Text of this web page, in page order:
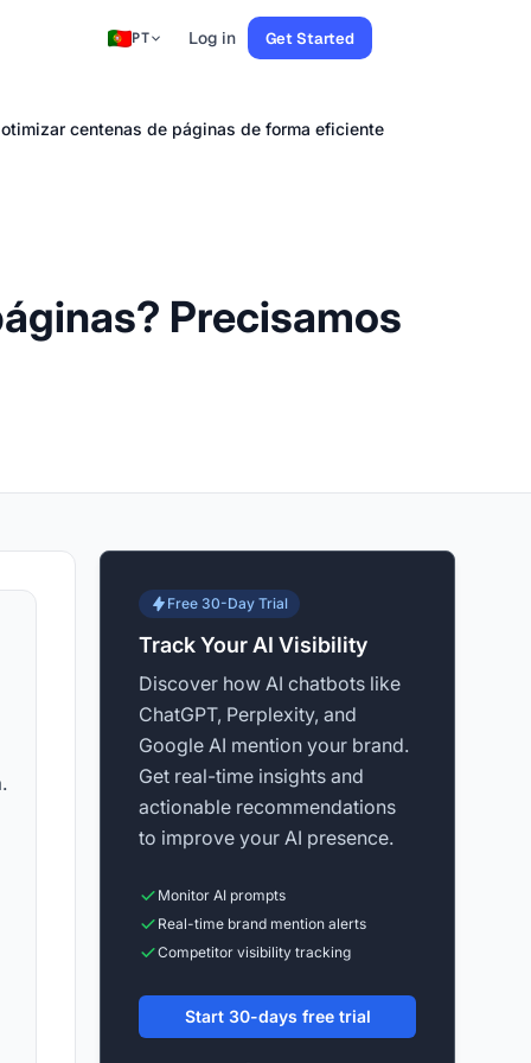
PT Log in Get Started
centenas de páginas de forma eficiente
Precisamos
Free 30-Day Trial
Track Your AI Visibility
Discover how AI chatbots like
ChatGPT, Perplexity, and
Google AI mention your brand.
Get real-time insights and
actionable recommendations
to improve your AI presence.
Monitor AI prompts
Real-time brand mention alerts
Competitor visibility tracking
Start 30-days free trial